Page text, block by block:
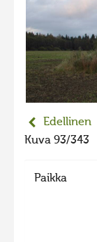
2024
Liikkuvat
Hiisien
2023
Liikkuvat
Hiite
Liikkuvat
Hiite
Edellinen
Kuva 93/343
Paikka